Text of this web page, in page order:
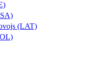
(LAT)